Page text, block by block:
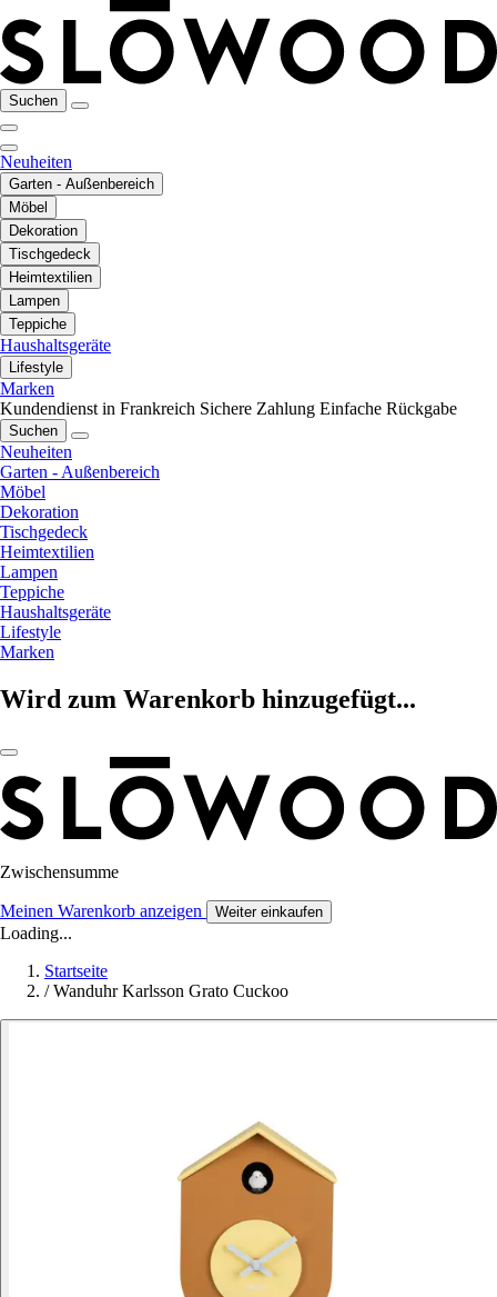
Suchen
Neuheiten
Garten - Außenbereich
Möbel
Dekoration
Tischgedeck
Heimtextilien
Lampen
Teppiche
Haushaltsgeräte
Lifestyle
Marken
Kundendienst in Frankreich Sichere Zahlung Einfache Rückgabe
Suchen
Neuheiten
Garten - Außenbereich
Möbel
Dekoration
Tischgedeck
Heimtextilien
Lampen
Teppiche
Haushaltsgeräte
Lifestyle
Marken
Wird zum Warenkorb hinzugefügt...
Zwischensumme
Meinen Warenkorb anzeigen Weiter einkaufen
Loading...
Startseite
/ Wanduhr Karlsson Grato Cuckoo